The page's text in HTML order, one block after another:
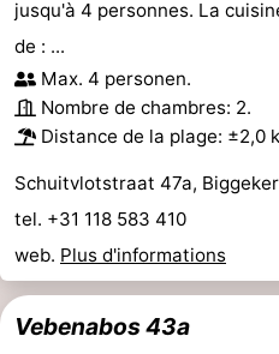
jusqu'à 4 personnes. La
de : ...
Max. 4 personen.
Nombre de chambres: 2.
Distance de la plage: ±2,0
Schuitvlotstraat 47a,
tel. +31 118 583 410
web. Plus d'informations
Vebenabos 43a